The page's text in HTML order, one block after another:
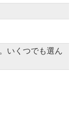
いくつでも選ん